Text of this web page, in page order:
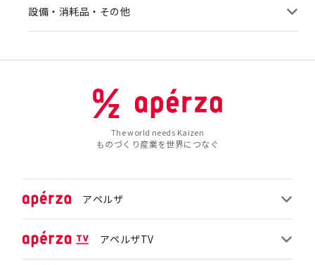
設備・消耗品・その他
The world needs Kaizen
ものづくり産業を世界につなぐ
アペルザ
アペルザTV